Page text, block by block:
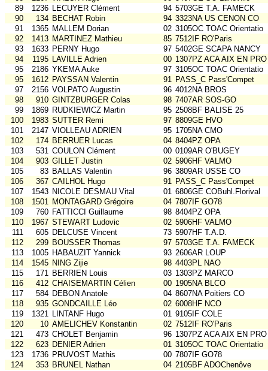
89
1236 LECUYER Clément 94 5703GE T.A. FAMECK
90
134 BECHAT Robin 94 3323NA US CENON CO
91
1365 MALLEM Dorian 02 3105OC TOAC Orientatio
92
1413 MARTINEZ Mathieu 85 7512IF RO'Paris
93
1633 PERNY Hugo 97 5402GE SCAPA NANCY
94
1195 LAVILLE Adrien 00 1307PZ ACA AIX EN
95
2186 YKEMA Auke 97 3105OC TOAC Orientatio
95
1612 PAYSSAN Valentin 91 PASS_C Pass'Compet
97
2156 VOLPATO Augustin 96 4012NA BROS
98
910 GINTZBURGER Colas 98 7407AR SOS-GO
99
1869 RUDKIEWICZ Martin 95 2508BF BALISE 25
100
1983 SUTTER Remi 97 8809GE HVO
101
2147 VIOLLEAU ADRIEN 95 1705NA CMO
102
174 BERRUER Lucas 04 8404PZ OPA
103
531 COULON Clément 00 0109AR O'BUGEY
104
903 GILLET Justin 02 5906HF VALMO
105
83 BALLAS Valentin 96 3809AR USSE CO
106
367 CAILHOL Hugo 91 PASS_C Pass'Compet
107
1543 NICOLE DESMAU Vital 01 6806GE COBuhl.Florival
108
1501 MONTAGARD Grégoire 04 7807IF GO78
109
760 FATTICCI Guillaume 98 8404PZ OPA
110
1967 STEWART Ludovic 02 5906HF VALMO
111
605 DELCUSE Vincent 73 5907HF T.A.D.
112
299 BOUSSER Thomas 97 5703GE T.A. FAMECK
113
1005 HABAUZIT Yannick 93 2606AR LOUP
114
1545 NING Zijie 98 4403PL NAO
115
171 BERRIEN Louis 03 1303PZ MARCO
116
412 CHAISEMARTIN Célien 00 1905NA BLCO
117
584 DEBON Anatole 04 8607NA Poitiers CO
118
935 GONDCAILLE Léo 02 6008HF NCO
119
1321 LINTANF Hugo 01 9105IF COLE
120
10 AMELICHEV Konstantin 02 7512IF RO'Paris
121
473 CHOLET Benjamin 96 1307PZ ACA AIX EN
122
623 DENIER Adrien 01 3105OC TOAC Orientatio
123
1736 PRUVOST Mathis 00 7807IF GO78
124
353 BRUNEL Nathan 04 2105BF ADOChenôve